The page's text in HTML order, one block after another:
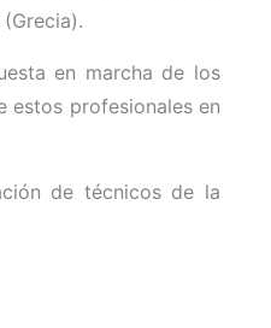
en marcha de los
estos profesionales en
de técnicos de la